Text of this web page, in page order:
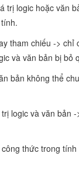
trị logic hoặc văn
tham chiếu -> chỉ
và văn bản bị bỏ
bản không thể
logic và văn bản
thức trong tính